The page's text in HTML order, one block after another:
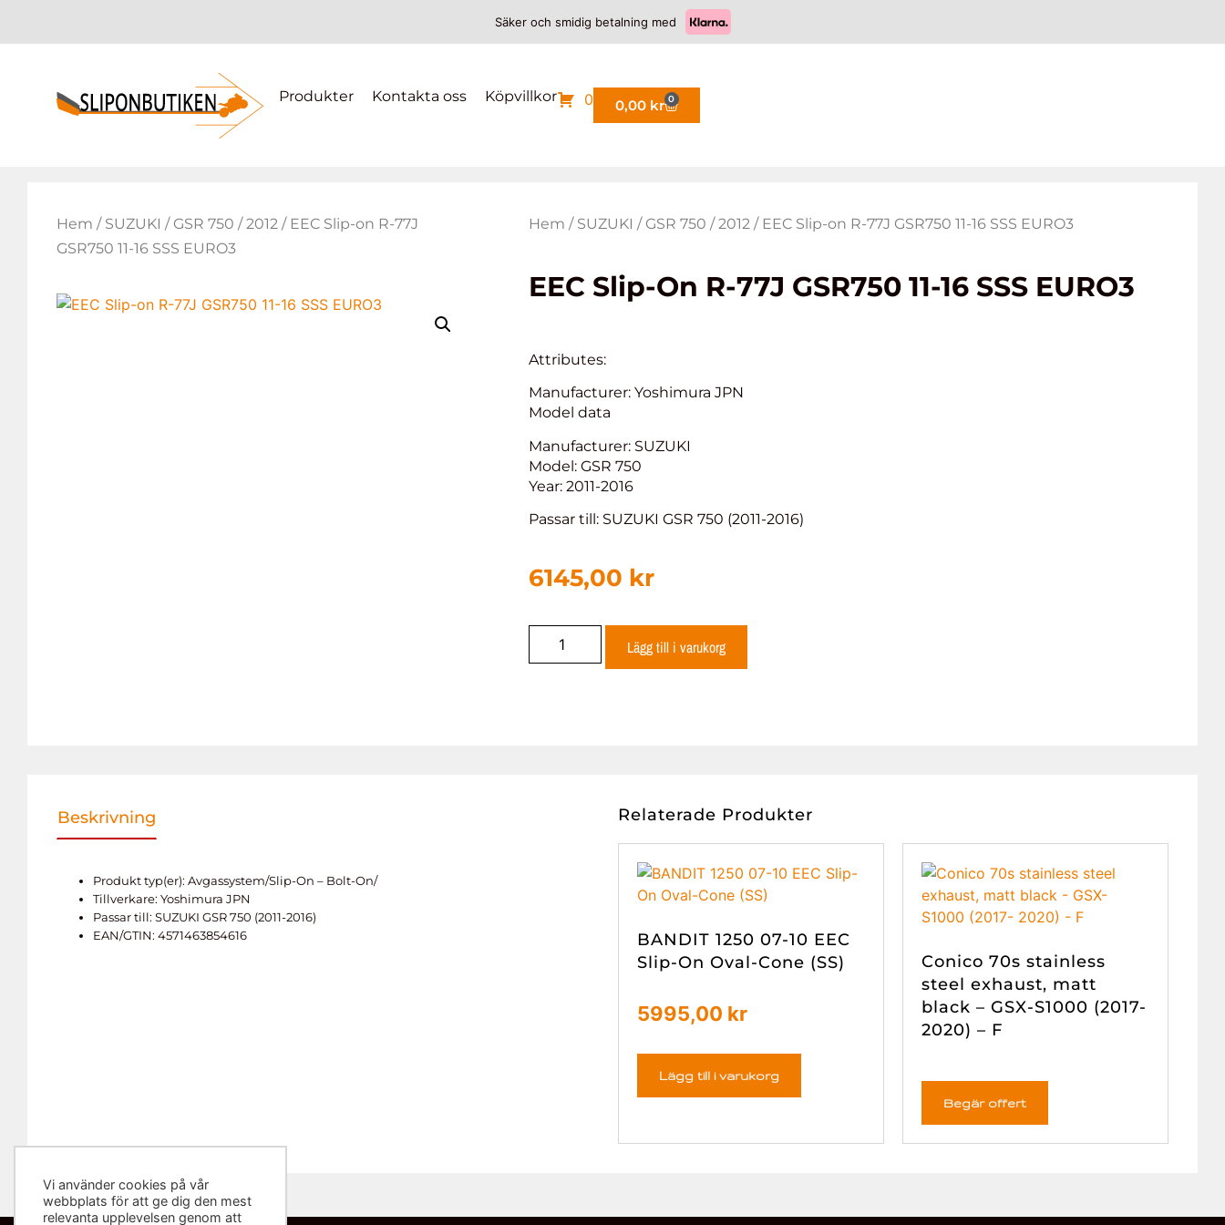
Säker och smidig betalning med
Produkter Kontakta oss Köpvillkor 0 0,00 kr 0
Hem / SUZUKI / GSR 750 /2012 / EEC Slip-on R-77J
GSR750 11-16 SSS EURO3
Hem / SUZUKI / GSR 750 /2012 / EEC Slip-on R-77J GSR750 11-16 SSS EURO3
EEC Slip-On R-77J GSR750 11-16 SSS EURO3
Attributes:
Manufacturer: Yoshimura JPN
Model data
Manufacturer: SUZUKI
Model: GSR 750
Year: 2011-2016
Passar till: SUZUKI GSR 750 (2011-2016)
6145,00 kr
Lägg till i varukorg
Beskrivning
Produkt typ(er): Avgassystem/Slip-On – Bolt-On/
Tillverkare: Yoshimura JPN
Passar till: SUZUKI GSR 750 (2011-2016)
EAN/GTIN: 4571463854616
Relaterade Produkter
BANDIT 1250 07-10 EEC
Slip-On Oval-Cone (SS)
5995,00 kr
Lägg till i varukorg
Conico 70s stainless
steel exhaust, matt
black – GSX-S1000 (2017-
2020) – F
Begär offert
Vi använder cookies på vår
webbplats för att ge dig den mest
relevanta upplevelsen genom att